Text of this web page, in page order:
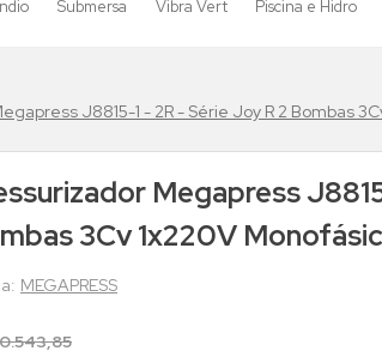
Submersa Vibra Vert Piscina e Hidro
J8815-1 - 2R - Série Joy R 2 Bombas
Megapress
3Cv 1x220V
MEGAPRESS
.543,85